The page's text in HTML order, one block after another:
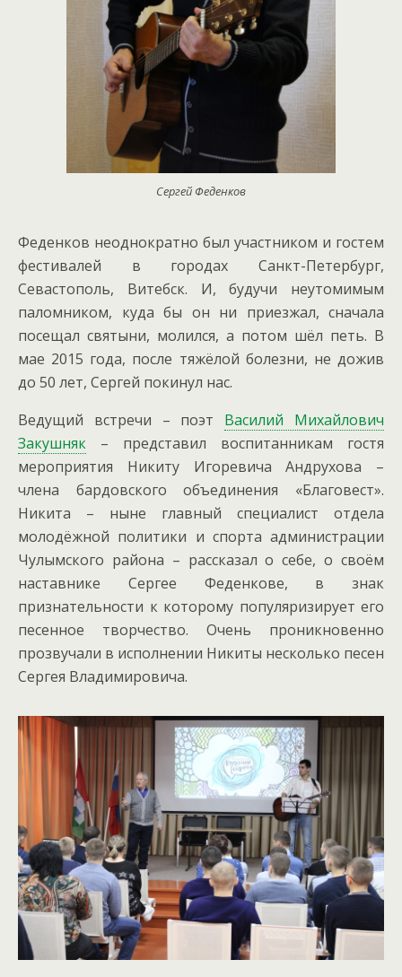
Сергей Феденков
Феденков неоднократно был участником и гостем
фестивалей в городах Санкт-Петербург,
Севастополь, Витебск. И, будучи неутомимым
паломником, куда бы он ни приезжал, сначала
посещал святыни, молился, а потом шёл петь. В
мае 2015 года, после тяжёлой болезни, не дожив
до 50 лет, Сергей покинул нас.
Ведущий встречи – поэт Василий Михайлович
Закушняк – представил воспитанникам гостя
мероприятия Никиту Игоревича Андрухова –
члена бардовского объединения «Благовест».
Никита – ныне главный специалист отдела
молодёжной политики и спорта администрации
Чулымского района – рассказал о себе, о своём
наставнике Сергее Феденкове, в знак
признательности к которому популяризирует его
песенное творчество. Очень проникновенно
прозвучали в исполнении Никиты несколько песен
Сергея Владимировича.